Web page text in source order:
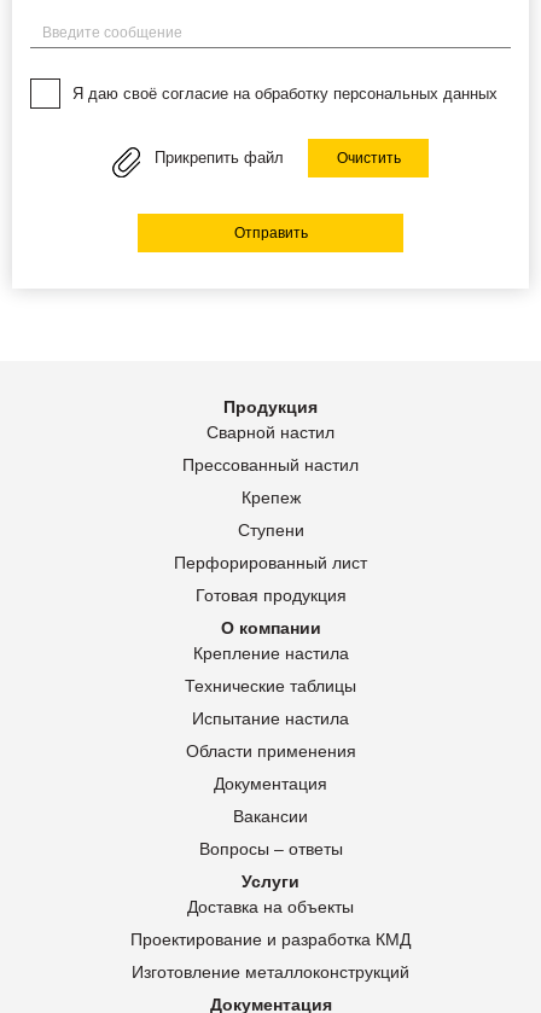
Введите сообщение
Я даю своё согласие на обработку персональных данных
Прикрепить файл Очистить
Отправить
Продукция
Сварной настил
Прессованный настил
Крепеж
Ступени
Перфорированный лист
Готовая продукция
О компании
Крепление настила
Технические таблицы
Испытание настила
Области применения
Документация
Вакансии
Вопросы – ответы
Услуги
Доставка на объекты
Проектирование и разработка КМД
Изготовление металлоконструкций
Документация